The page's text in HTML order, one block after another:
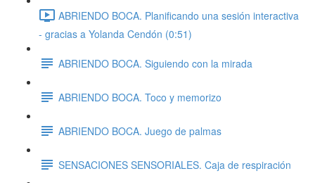
ABRIENDO BOCA. Planificando una sesión interactiva
- gracias a Yolanda Cendón (0:51)
ABRIENDO BOCA. Siguiendo con la mirada
ABRIENDO BOCA. Toco y memorizo
ABRIENDO BOCA. Juego de palmas
SENSACIONES SENSORIALES. Caja de respiración